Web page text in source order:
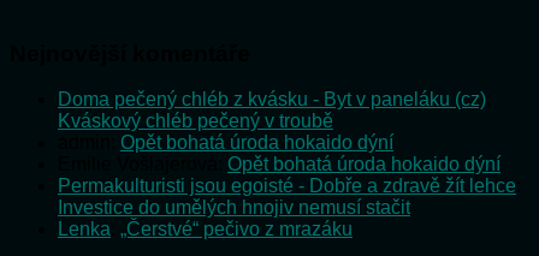
Doma pečený chléb z kvásku - Byt v paneláku (cz)
Kváskový chléb pečený v troubě
Opět bohatá úroda hokaido dýní
Opět bohatá úroda hokaido dýní
Permakulturisti jsou egoisté - Dobře a zdravě žít lehce
Investice do umělých hnojiv nemusí stačit
Lenka „Čerstvé“ pečivo z mrazáku